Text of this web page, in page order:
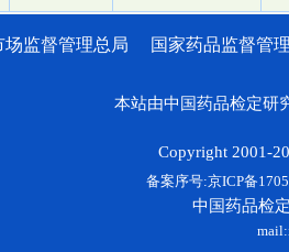
场监督管理总局 国家药品监督管
本站由中国药品检定研
Copyright 2001-
备案序号:京ICP备
中国药品检